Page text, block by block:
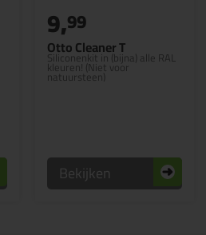
Otto Cleaner T
Siliconenkit in (bijna) alle RAL
kleuren! (Niet voor
natuursteen)
9,99
Bekijken